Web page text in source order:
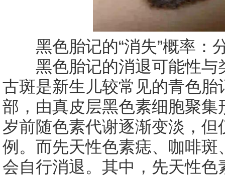
黑色胎记的“消失”概率：
黑色胎记的消退可能性与
古斑是新生儿较常见的青色
部，由真皮层黑色素细胞聚
岁前随色素代谢逐渐变淡，
例。而先天性色素痣、咖啡
会自行消退。其中，先天性